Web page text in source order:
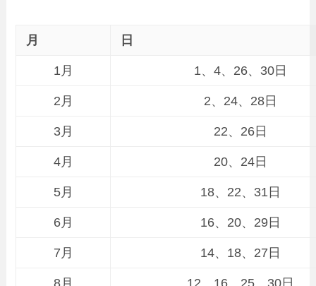
月 日
1月 1、4、26、30日
2月 2、24、28日
3月 22、26日
4月 20、24日
5月 18、22、31日
6月 16、20、29日
7月 14、18、27日